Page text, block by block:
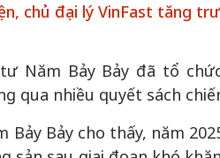
chủ đại lý VinFast tăng
tư Năm Bảy Bảy đã tổ
qua nhiều quyết sách
Bảy Bảy cho thấy, năm
Khách đến chơi nhà
Lê Hiền